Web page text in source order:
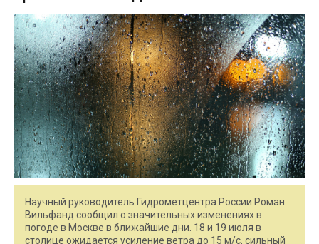
Научный руководитель Гидрометцентра России Роман
Вильфанд сообщил о значительных изменениях в
погоде в Москве в ближайшие дни. 18 и 19 июля в
столице ожидается усиление ветра до 15 м/с, сильный